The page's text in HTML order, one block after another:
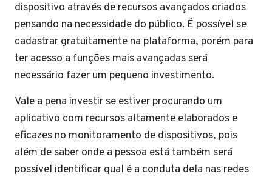
dispositivo através de recursos avançados criados
pensando na necessidade do público. É possível se
cadastrar gratuitamente na plataforma, porém para
ter acesso a funções mais avançadas será
necessário fazer um pequeno investimento.
Vale a pena investir se estiver procurando um
aplicativo com recursos altamente elaborados e
eficazes no monitoramento de dispositivos, pois
além de saber onde a pessoa está também será
possível identificar qual é a conduta dela nas redes